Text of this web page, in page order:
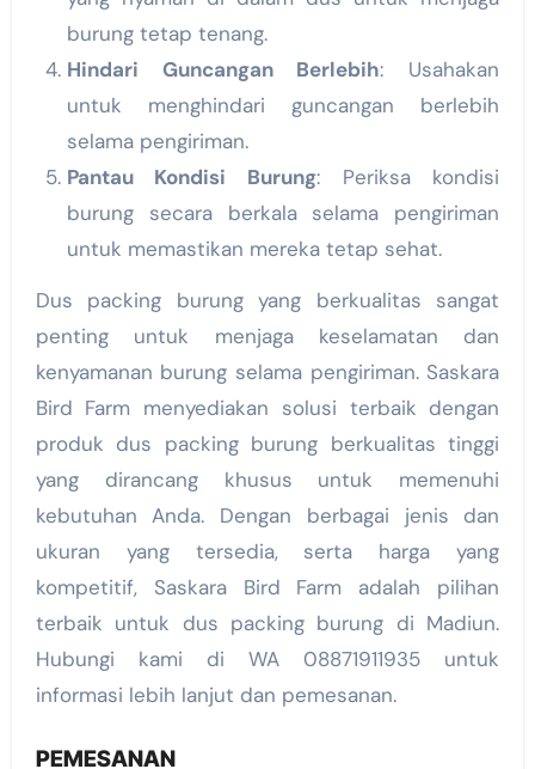
burung tetap tenang.
Hindari Guncangan Berlebih: Usahakan
untuk menghindari guncangan berlebih
selama pengiriman.
Pantau Kondisi Burung: Periksa kondisi
burung secara berkala selama pengiriman
untuk memastikan mereka tetap sehat.
Dus packing burung yang berkualitas sangat
penting untuk menjaga keselamatan dan
kenyamanan burung selama pengiriman. Saskara
Bird Farm menyediakan solusi terbaik dengan
produk dus packing burung berkualitas tinggi
yang dirancang khusus untuk memenuhi
kebutuhan Anda. Dengan berbagai jenis dan
ukuran yang tersedia, serta harga yang
kompetitif, Saskara Bird Farm adalah pilihan
terbaik untuk dus packing burung di Madiun.
Hubungi kami di WA 08871911935 untuk
informasi lebih lanjut dan pemesanan.
PEMESANAN